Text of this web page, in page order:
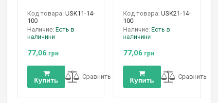
Код товара: USK11-14-
100
Наличие: Есть в
наличини
77,06 грн
Купить Сравнить
Код товара: USK21-14-
100
Наличие: Есть в
наличини
77,06 грн
Купить Сравнить